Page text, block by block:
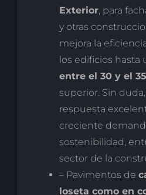
Exterior, para
y otras
mejora la
los edificios hasta
entre el 30 y el
superior. Sin
respuesta
creciente
sostenibilidad,
sector de la
– Pavimentos de
loseta como en